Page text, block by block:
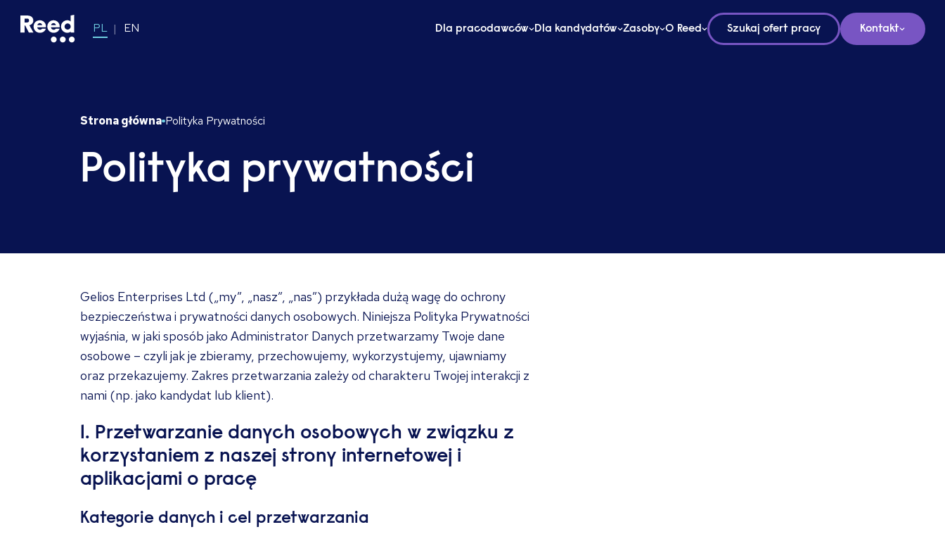
PL EN Dla pracodawców Dla kandydatów Zasoby O Reed Szukaj ofert pracy Kontakt
Strona główna Polityka Prywatności
Polityka prywatności
​Gelios Enterprises Ltd („my”, „nasz”, „nas”) przykłada dużą wagę do ochrony
bezpieczeństwa i prywatności danych osobowych. Niniejsza Polityka Prywatności
wyjaśnia, w jaki sposób jako Administrator Danych przetwarzamy Twoje dane
osobowe – czyli jak je zbieramy, przechowujemy, wykorzystujemy, ujawniamy
oraz przekazujemy. Zakres przetwarzania zależy od charakteru Twojej interakcji z
nami (np. jako kandydat lub klient).
1. Przetwarzanie danych osobowych w związku z
korzystaniem z naszej strony internetowej i
aplikacjami o pracę
Kategorie danych i cel przetwarzania